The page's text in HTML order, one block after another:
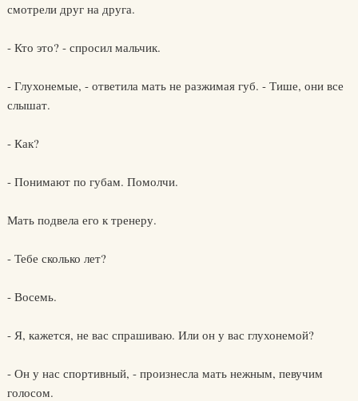
смотрели друг на друга.
- Кто это? - спросил мальчик.
- Глухонемые, - ответила мать не разжимая губ. - Тише, они все
слышат.
- Как?
- Понимают по губам. Помолчи.
Мать подвела его к тренеру.
- Тебе сколько лет?
- Восемь.
- Я, кажется, не вас спрашиваю. Или он у вас глухонемой?
- Он у нас спортивный, - произнесла мать нежным, певучим
голосом.